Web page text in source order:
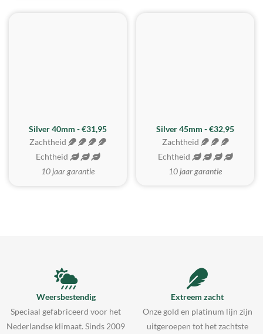
Silver 40mm - €31,95
Zachtheid
Echtheid
10 jaar garantie
MEEST GEKOZEN
Silver 45mm - €32,95
Zachtheid
Echtheid
10 jaar garantie
Weersbestendig
Speciaal gefabriceerd voor het
Nederlandse klimaat. Sinds 2009
Extreem zacht
Onze gold en platinum lijn zijn
uitgeroepen tot het zachtste